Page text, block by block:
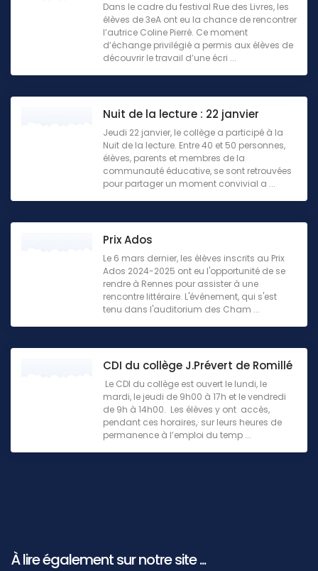
Dans le cadre du festival Rue des Livres, les
élèves de 3eA ont eu la chance de rencontrer
l’autrice Coline Pierré. Ce moment
d’échange privilégié a permis aux élèves de
découvrir le travail d’une écri ...
Nuit de la lecture : 22 janvier
Jeudi 22 janvier, le collège a participé à la
Nuit de la lecture. Entre 40 et 50 personnes,
élèves, parents et membres de la
communauté éducative, se sont retrouvées
pour partager un moment convivial a ...
Prix Ados
Le 6 mars dernier, les élèves inscrits au Prix
Ados 2024-2025 ont eu l'opportunité de se
rendre à Rennes pour assister à une
rencontre littéraire. L'événement, qui s'est
tenu dans l'auditorium des Cham ...
CDI du collège J.Prévert de Romillé
Le CDI du collège est ouvert le lundi, le
mardi, le jeudi de 9h00 à 17h et le vendredi
de 9h à 14h00. Les élèves y ont accès,
pendant ces horaires,· sur leurs heures de
permanence à l’emploi du temp ...
À lire également sur notre site ...